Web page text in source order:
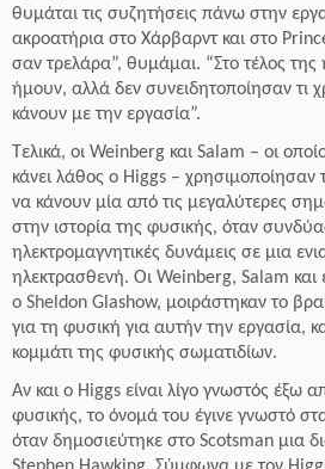
θυμάται τις συζητήσεις πάνω στην
ακροατήρια στο Χάρβαρντ και στο
σαν τρελάρα”, θυμάμαι. “Στο τέλος της
ήμουν, αλλά δεν συνειδητοποίησαν τι
κάνουν με την εργασία”.
Τελικά, οι Weinberg και Salam – οι
κάνει λάθος ο Higgs – χρησιμοποίησαν
να κάνουν μία από τις μεγαλύτερες
στην ιστορία της φυσικής, όταν
ηλεκτρομαγνητικές δυνάμεις σε μια
ηλεκτρασθενή. Οι Weinberg, Salam και
ο Sheldon Glashow, μοιράστηκαν το
για τη φυσική για αυτήν την εργασία,
κομμάτι της φυσικής σωματιδίων.
Αν και ο Higgs είναι λίγο γνωστός έξω
φυσικής, το όνομά του έγινε γνωστό
όταν δημοσιεύτηκε στο Scotsman μια